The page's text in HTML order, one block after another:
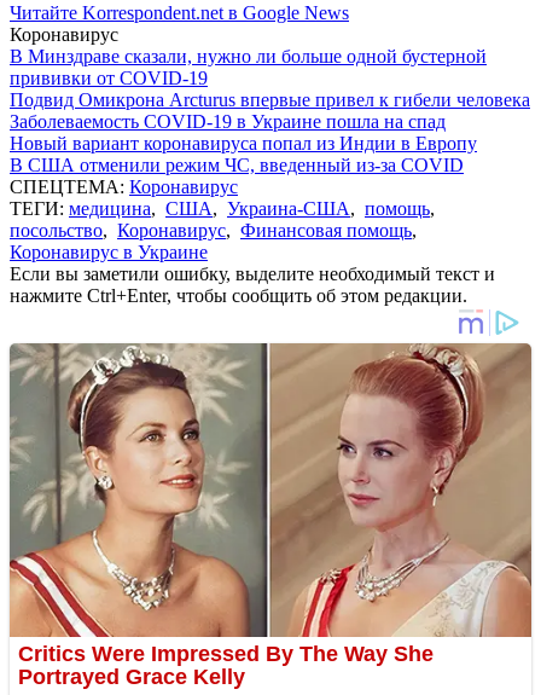
Читайте Korrespondent.net в Google News
Коронавирус
В Минздраве сказали, нужно ли больше одной бустерной
прививки от COVID-19
Подвид Омикрона Arcturus впервые привел к гибели человека
Заболеваемость COVID-19 в Украине пошла на спад
Новый вариант коронавируса попал из Индии в Европу
В США отменили режим ЧС, введенный из-за COVID
СПЕЦТЕМА: Коронавирус
ТЕГИ: медицина, США, Украина-США, помощь,
посольство, Коронавирус, Финансовая помощь,
Коронавирус в Украине
Если вы заметили ошибку, выделите необходимый текст и
нажмите Ctrl+Enter, чтобы сообщить об этом редакции.